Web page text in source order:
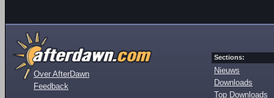
Over AfterDawn
Feedback
Sections:
Nieuws
Downloads
Top Downloads